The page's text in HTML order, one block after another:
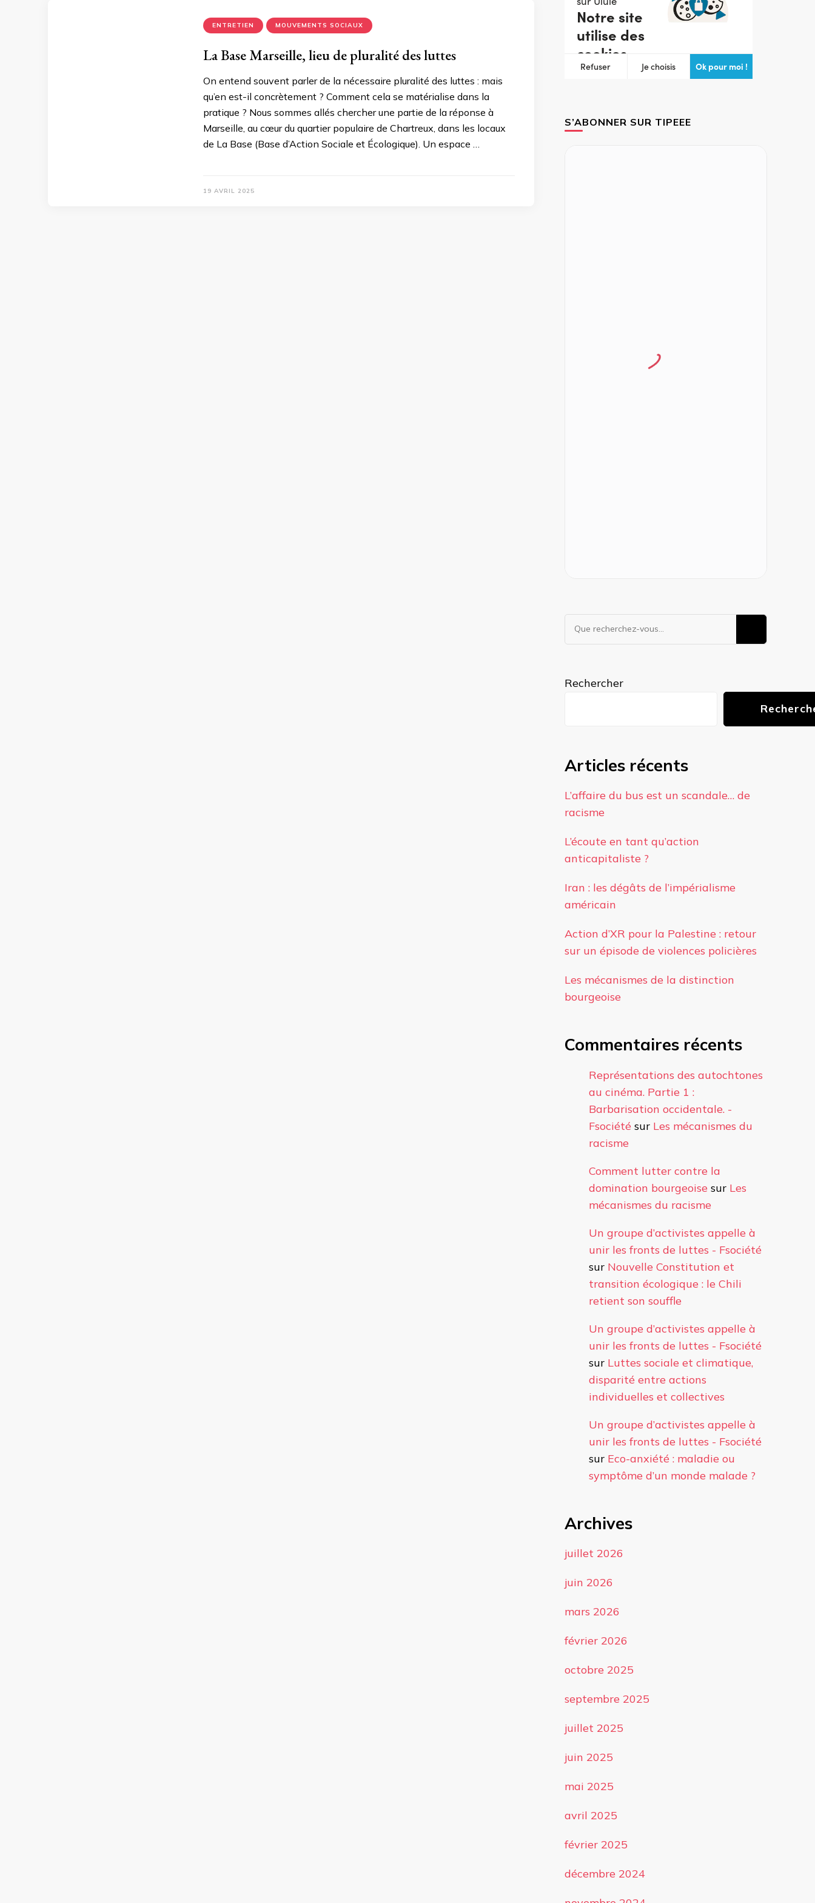
ENTRETIEN MOUVEMENTS SOCIAUX
La Base Marseille, lieu de pluralité des luttes
On entend souvent parler de la nécessaire pluralité des luttes : mais
qu’en est-il concrètement ? Comment cela se matérialise dans la
pratique ? Nous sommes allés chercher une partie de la réponse à
Marseille, au cœur du quartier populaire de Chartreux, dans les locaux
de La Base (Base d’Action Sociale et Écologique). Un espace …
19 AVRIL 2025
S’ABONNER SUR TIPEEE
Vous
recherchiez
Rechercher
Articles récents
L’affaire du bus est un scandale… de
racisme
L’écoute en tant qu’action
anticapitaliste ?
Iran : les dégâts de l’impérialisme
américain
Action d’XR pour la Palestine : retour
sur un épisode de violences policières
Les mécanismes de la distinction
bourgeoise
Commentaires récents
Représentations des autochtones
au cinéma. Partie 1 :
Barbarisation occidentale. -
Fsociétésur Les mécanismes du
racisme
Comment lutter contre la
domination bourgeoisesur Les
mécanismes du racisme
Un groupe d’activistes appelle à
unir les fronts de luttes - Fsociété
sur Nouvelle Constitution et
transition écologique : le Chili
retient son souffle
Un groupe d’activistes appelle à
unir les fronts de luttes - Fsociété
sur Luttes sociale et climatique,
disparité entre actions
individuelles et collectives
Un groupe d’activistes appelle à
unir les fronts de luttes - Fsociété
sur Eco-anxiété : maladie ou
symptôme d’un monde malade ?
Archives
juillet 2026
juin 2026
mars 2026
février 2026
octobre 2025
septembre 2025
juillet 2025
juin 2025
mai 2025
avril 2025
février 2025
décembre 2024